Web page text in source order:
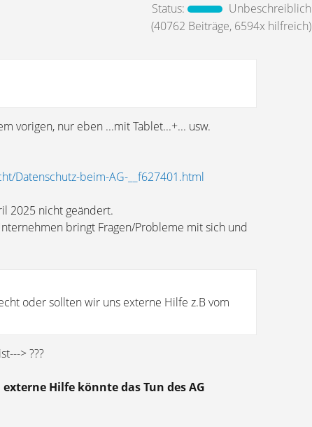
Status:
Unbeschreiblich
(40762 Beiträge, 6594x hilfreich)
vorigen, nur eben ...mit Tablet...+... usw.
Datenschutz-beim-AG-__f627401.html
2025 nicht geändert.
bringt Fragen/Probleme mit sich und
oder sollten wir uns externe Hilfe z.B vom
> ???
Hilfe könnte das Tun des AG